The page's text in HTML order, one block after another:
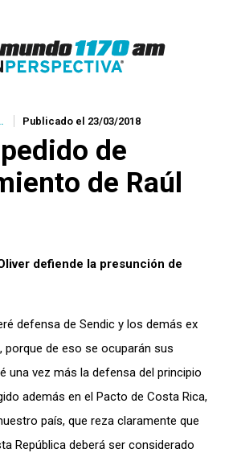
Publicado el 23/03/2018
de
de Raúl
defiende la presunción de
defensa de Sendic y los demás ex
porque de eso se ocuparán sus
una vez más la defensa del principio
además en el Pacto de Costa Rica,
país, que reza claramente que
República deberá ser considerado